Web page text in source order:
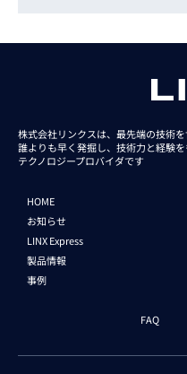
株式会社リンクスは、最先端の技術
誰よりも早く発掘し、技術力と経験を
テクノロジープロバイダです
HOME
お知らせ
LINX Express
製品情報
事例
FAQ